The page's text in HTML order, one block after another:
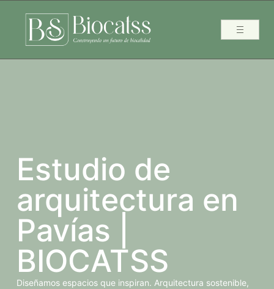
Estudio de
arquitectura en
Pavías |
BIOCATSS
Diseñamos espacios que inspiran. Arquitectura sostenible,